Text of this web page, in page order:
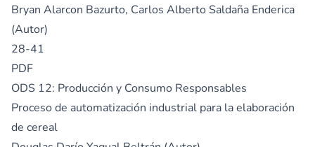
Bryan Alarcon Bazurto, Carlos Alberto Saldaña Enderica
(Autor)
28-41
PDF
ODS 12: Producción y Consumo Responsables
Proceso de automatización industrial para la elaboración
de cereal